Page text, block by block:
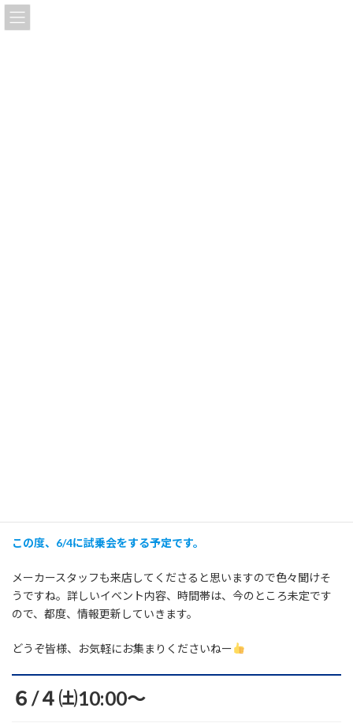
コ
ン
ナ
ビ
この度、6/4に試乗会をする予定です。
メーカースタッフも来店してくださると思いますので色々聞けそ
うですね。詳しいイベント内容、時間帯は、今のところ未定です
ので、都度、情報更新していきます。
どうぞ皆様、お気軽にお集まりくださいねー
６/４㈯10:00～